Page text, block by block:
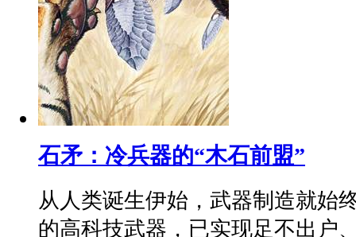
石矛：冷兵器的“木石前盟”
从人类诞生伊始，武器制造就始
的高科技武器，已实现足不出户